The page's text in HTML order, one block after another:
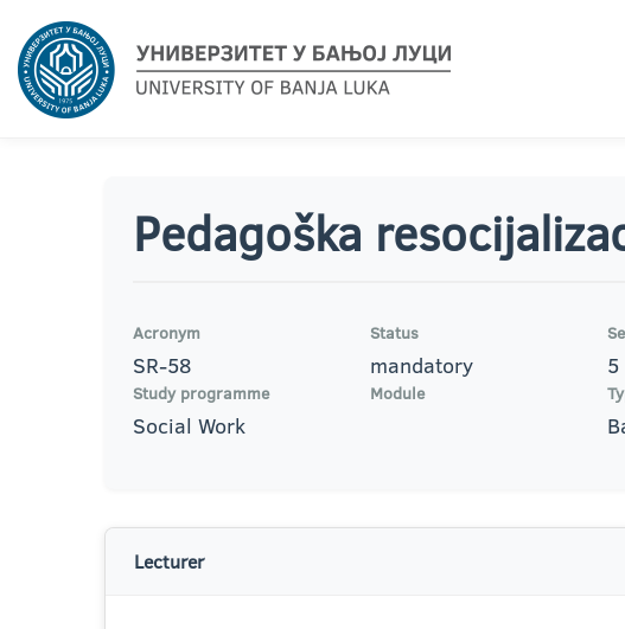
Pedagoška
Acronym
SR-58
Status
mandatory 5
Study programme
Social Work
Module
Lecturer